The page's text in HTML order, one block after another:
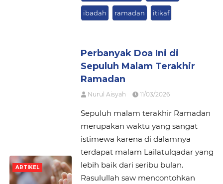
ibadah ramadan itikaf
ARTIKEL
Perbanyak Doa Ini di
Sepuluh Malam Terakhir
Ramadan
Nurul Aisyah 11/03/2026
Sepuluh malam terakhir Ramadan
merupakan waktu yang sangat
istimewa karena di dalamnya
terdapat malam Lailatulqadar yang
lebih baik dari seribu bulan.
Rasulullah saw mencontohkan